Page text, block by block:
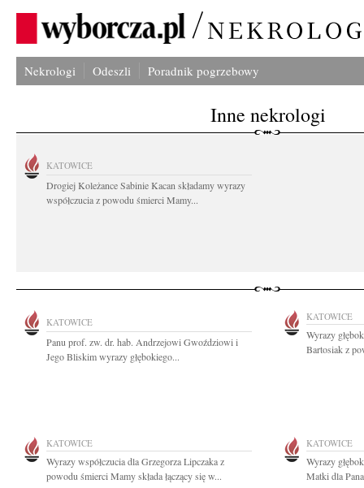
Nekrologi Odeszli Poradnik pogrzebowy
Inne nekrologi
KATOWICE
Drogiej Koleżance Sabinie Kacan składamy wyrazy
współczucia z powodu śmierci Mamy...
KATOWICE
Panu prof. zw. dr. hab. Andrzejowi Gwoździowi i
Jego Bliskim wyrazy głębokiego...
KATOWICE
Wyrazy
Bartosiak z
KATOWICE
Wyrazy współczucia dla Grzegorza Lipczaka z
powodu śmierci Mamy składa łączący się w...
KATOWICE
Wyrazy
Matki dla